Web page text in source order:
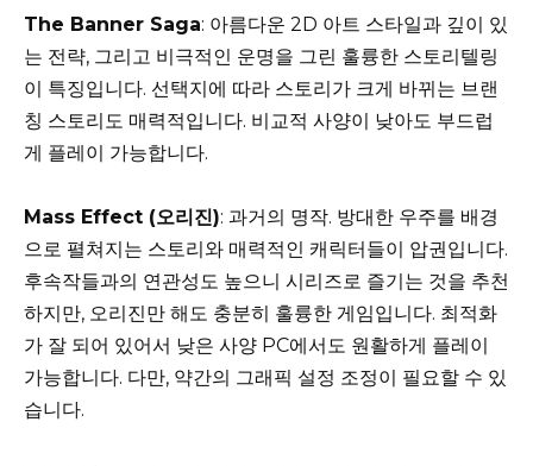
The Banner Saga: 아름다운 2D 아트 스타일과 깊이 있
는 전략, 그리고 비극적인 운명을 그린 훌륭한 스토리텔링
이 특징입니다. 선택지에 따라 스토리가 크게 바뀌는 브랜
칭 스토리도 매력적입니다. 비교적 사양이 낮아도 부드럽
게 플레이 가능합니다.
Mass Effect (오리진): 과거의 명작. 방대한 우주를 배경
으로 펼쳐지는 스토리와 매력적인 캐릭터들이 압권입니다.
후속작들과의 연관성도 높으니 시리즈로 즐기는 것을 추천
하지만, 오리진만 해도 충분히 훌륭한 게임입니다. 최적화
가 잘 되어 있어서 낮은 사양 PC에서도 원활하게 플레이
가능합니다. 다만, 약간의 그래픽 설정 조정이 필요할 수 있
습니다.